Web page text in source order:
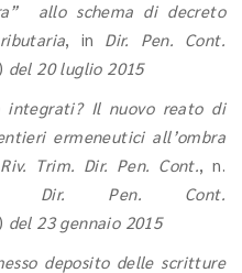
allo schema di decreto
, in Dir. Pen. Cont.
del 20 luglio 2015
integrati? Il nuovo reato di
ermeneutici all’ombra
Riv. Trim. Dir. Pen. Cont., n.
Dir. Pen. Cont.
del 23 gennaio 2015
deposito delle scritture